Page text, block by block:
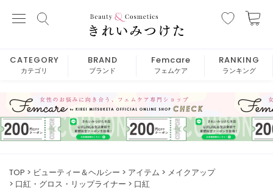
CATEGORY
カテゴリ
BRAND
ブランド
Femcare
フェムケア
RANKING
ランキング
TOP ビューティー＆ヘルシー アイテム
メイクアップ
口紅・グロス・リップライナー
口紅